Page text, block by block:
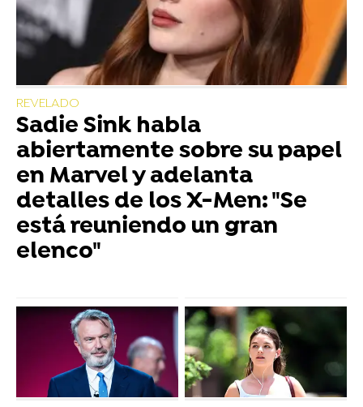
REVELADO
Sadie Sink habla
abiertamente sobre su papel
en Marvel y adelanta
detalles de los X-Men: "Se
está reuniendo un gran
elenco"